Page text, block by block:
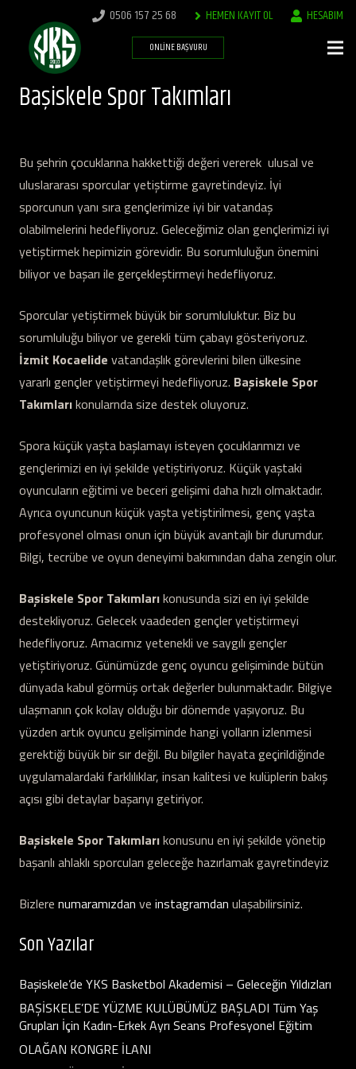
0506 157 25 68 HEMEN KAYIT OL HESABIM
ONLINE BAŞVURU
Başiskele Spor Takımları
Bu şehrin çocuklarına hakkettiği değeri vererek ulusal ve
uluslararası sporcular yetiştirme gayretindeyiz. İyi
sporcunun yanı sıra gençlerimize iyi bir vatandaş
olabilmelerini hedefliyoruz. Geleceğimiz olan gençlerimizi iyi
yetiştirmek hepimizin görevidir. Bu sorumluluğun önemini
biliyor ve başarı ile gerçekleştirmeyi hedefliyoruz.
Sporcular yetiştirmek büyük bir sorumluluktur. Biz bu
sorumluluğu biliyor ve gerekli tüm çabayı gösteriyoruz.
İzmit Kocaelide vatandaşlık görevlerini bilen ülkesine
yararlı gençler yetiştirmeyi hedefliyoruz. Başiskele Spor
Takımlarıkonularnda size destek oluyoruz.
Spora küçük yaşta başlamayı isteyen çocuklarımızı ve
gençlerimizi en iyi şekilde yetiştiriyoruz. Küçük yaştaki
oyuncuların eğitimi ve beceri gelişimi daha hızlı olmaktadır.
Ayrıca oyuncunun küçük yaşta yetiştirilmesi, genç yaşta
profesyonel olması onun için büyük avantajlı bir durumdur.
Bilgi, tecrübe ve oyun deneyimi bakımından daha zengin olur.
Başiskele Spor Takımlarıkonusunda sizi en iyi şekilde
destekliyoruz. Gelecek vaadeden gençler yetiştirmeyi
hedefliyoruz. Amacımız yetenekli ve saygılı gençler
yetiştiriyoruz. Günümüzde genç oyuncu gelişiminde bütün
dünyada kabul görmüş ortak değerler bulunmaktadır. Bilgiye
ulaşmanın çok kolay olduğu bir dönemde yaşıyoruz. Bu
yüzden artık oyuncu gelişiminde hangi yolların izlenmesi
gerektiği büyük bir sır değil. Bu bilgiler hayata geçirildiğinde
uygulamalardaki farklılıklar, insan kalitesi ve kulüplerin bakış
açısı gibi detaylar başarıyı getiriyor.
Başiskele Spor Takımlarıkonusunu en iyi şekilde yönetip
başarılı ahlaklı sporcuları geleceğe hazırlamak gayretindeyiz
Bizlere numaramızdan ve instagramdan ulaşabilirsiniz.
Son Yazılar
Başiskele’de YKS Basketbol Akademisi – Geleceğin Yıldızları
BAŞİSKELE’DE YÜZME KULÜBÜMÜZ BAŞLADI Tüm Yaş
Grupları İçin Kadın-Erkek Ayrı Seans Profesyonel Eğitim
OLAĞAN KONGRE İLANI